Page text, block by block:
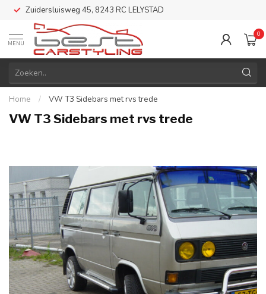
Zuidersluisweg 45, 8243 RC LELYSTAD
MENU
0
Home / VW T3 Sidebars met rvs trede
VW T3 Sidebars met rvs trede